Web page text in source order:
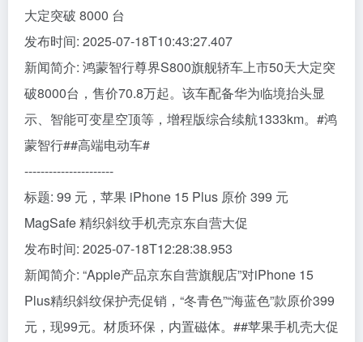
大定突破 8000 台
发布时间: 2025-07-18T10:43:27.407
新闻简介: 鸿蒙智行尊界S800旗舰轿车上市50天大定突
破8000台，售价70.8万起。该车配备华为临境抬头显
示、智能可变星空顶等，增程版综合续航1333km。#鸿
蒙智行##高端电动车#
----------------------
标题: 99 元，苹果 iPhone 15 Plus 原价 399 元
MagSafe 精织斜纹手机壳京东自营大促
发布时间: 2025-07-18T12:28:38.953
新闻简介: “Apple产品京东自营旗舰店”对iPhone 15
Plus精织斜纹保护壳促销，“冬青色”“海蓝色”款原价399
元，现99元。材质环保，内置磁体。##苹果手机壳大促